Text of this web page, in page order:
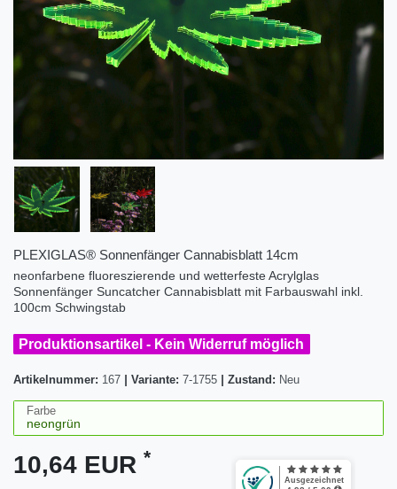
PLEXIGLAS® Sonnenfänger Cannabisblatt 14cm
neonfarbene fluoreszierende und wetterfeste Acrylglas
Sonnenfänger Suncatcher Cannabisblatt mit Farbauswahl inkl.
100cm Schwingstab
Produktionsartikel - Kein Widerruf möglich
Artikelnummer: 167 Variante: 7-1755 Zustand: Neu
Farbe
10,64 EUR *